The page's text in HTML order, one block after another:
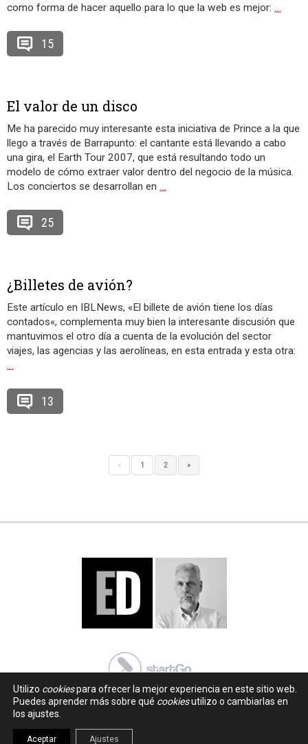
como forma de hacer aquello para lo que la web es mejor: …
15
El valor de un disco
Me ha parecido muy interesante esta iniciativa de Prince a la que
llego a través de Barrapunto: el cantante está llevando a cabo
una gira, el Earth Tour 2007, que está resultando todo un
modelo de cómo extraer valor dentro del negocio de la música.
Los conciertos se desarrollan en …
25
¿Billetes de avión?
Este artículo en IBLNews, «El billete de avión tiene los días
contados«, complementa muy bien la interesante discusión que
mantuvimos el otro día a cuenta de la evolución del sector
viajes, las agencias y las aerolíneas, en esta entrada y esta otra:
…
13
« 1 2 »
Utilizo cookiespara ofrecer la mejor experiencia en este sitio web.
Puedes aprender más sobre qué cookiesutilizo o cambiarlas en
los ajustes.
Aceptar Ajustes